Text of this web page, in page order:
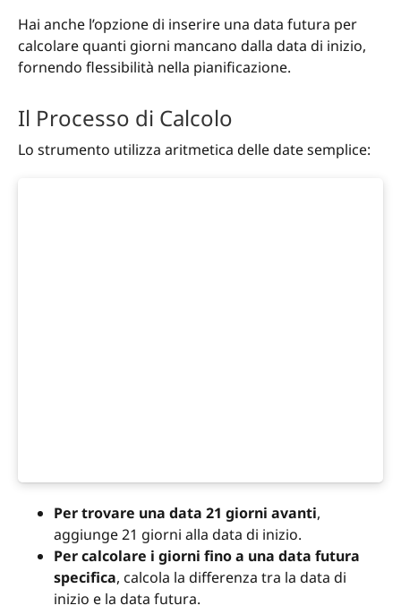
Hai anche l’opzione di inserire una data futura per
calcolare quanti giorni mancano dalla data di inizio,
fornendo flessibilità nella pianificazione.
Il Processo di Calcolo
Lo strumento utilizza aritmetica delle date semplice:
Per trovare una data 21 giorni avanti,
aggiunge 21 giorni alla data di inizio.
Per calcolare i giorni fino a una data futura
specifica, calcola la differenza tra la data di
inizio e la data futura.